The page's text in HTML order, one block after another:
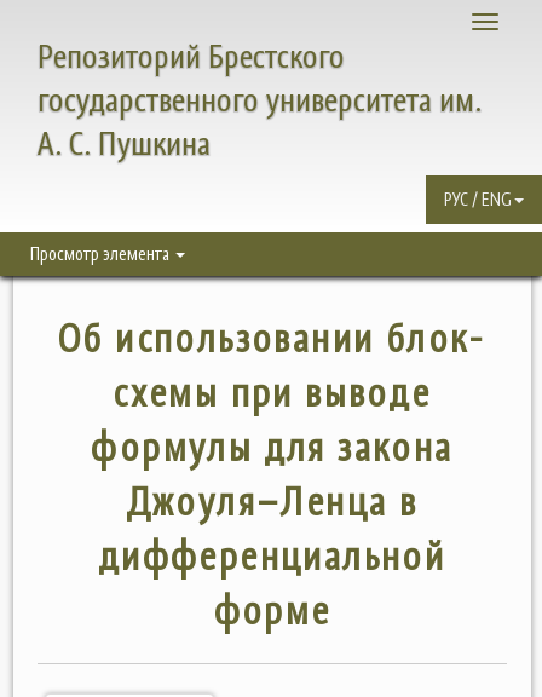
Toggle
Репозиторий Брестского
государственного университета им.
А. С. Пушкина
РУС / ENG
Просмотр элемента
Об использовании блок-
схемы при выводе
формулы для закона
Джоуля–Ленца в
дифференциальной
форме